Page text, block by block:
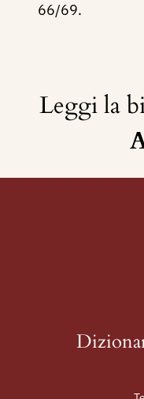
66/69.
Leggi la